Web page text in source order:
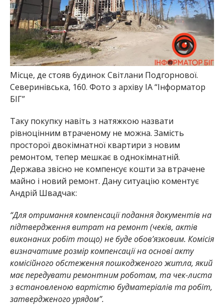
Місце, де стояв будинок Світлани Подгорнової.
Северинівська, 160. Фото з архіву ІА “Інформатор
БІГ”
Таку покупку навіть з натяжкою назвати
рівноцінним втраченому не можна. Замість
просторої двокімнатної квартири з новим
ремонтом, тепер мешкає в однокімнатній.
Держава звісно не компенсує кошти за втрачене
майно і новий ремонт. Дану ситуацію коментує
Андрій Швадчак:
“Для отримання компенсації подання документів на
підтвердження витрат на ремонт (чеків, актів
виконаних робіт тощо) не буде обов’язковим. Комісія
визначатиме розмір компенсації на основі акту
комісійного обстеження пошкодженого житла, який
має передувати ремонтним роботам, та чек-листа
з встановленою вартістю будматеріалів та робіт,
затвердженого урядом”.